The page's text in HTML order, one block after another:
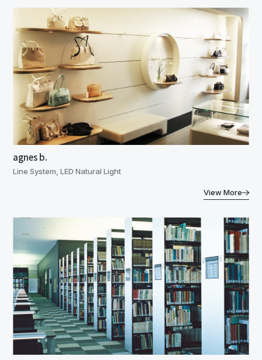
agnes b.
Line System, LED Natural Light
View More